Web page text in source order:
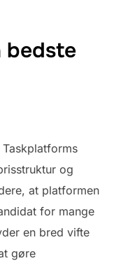
bedste
og
at platformen
for mange
en bred vifte
gøre